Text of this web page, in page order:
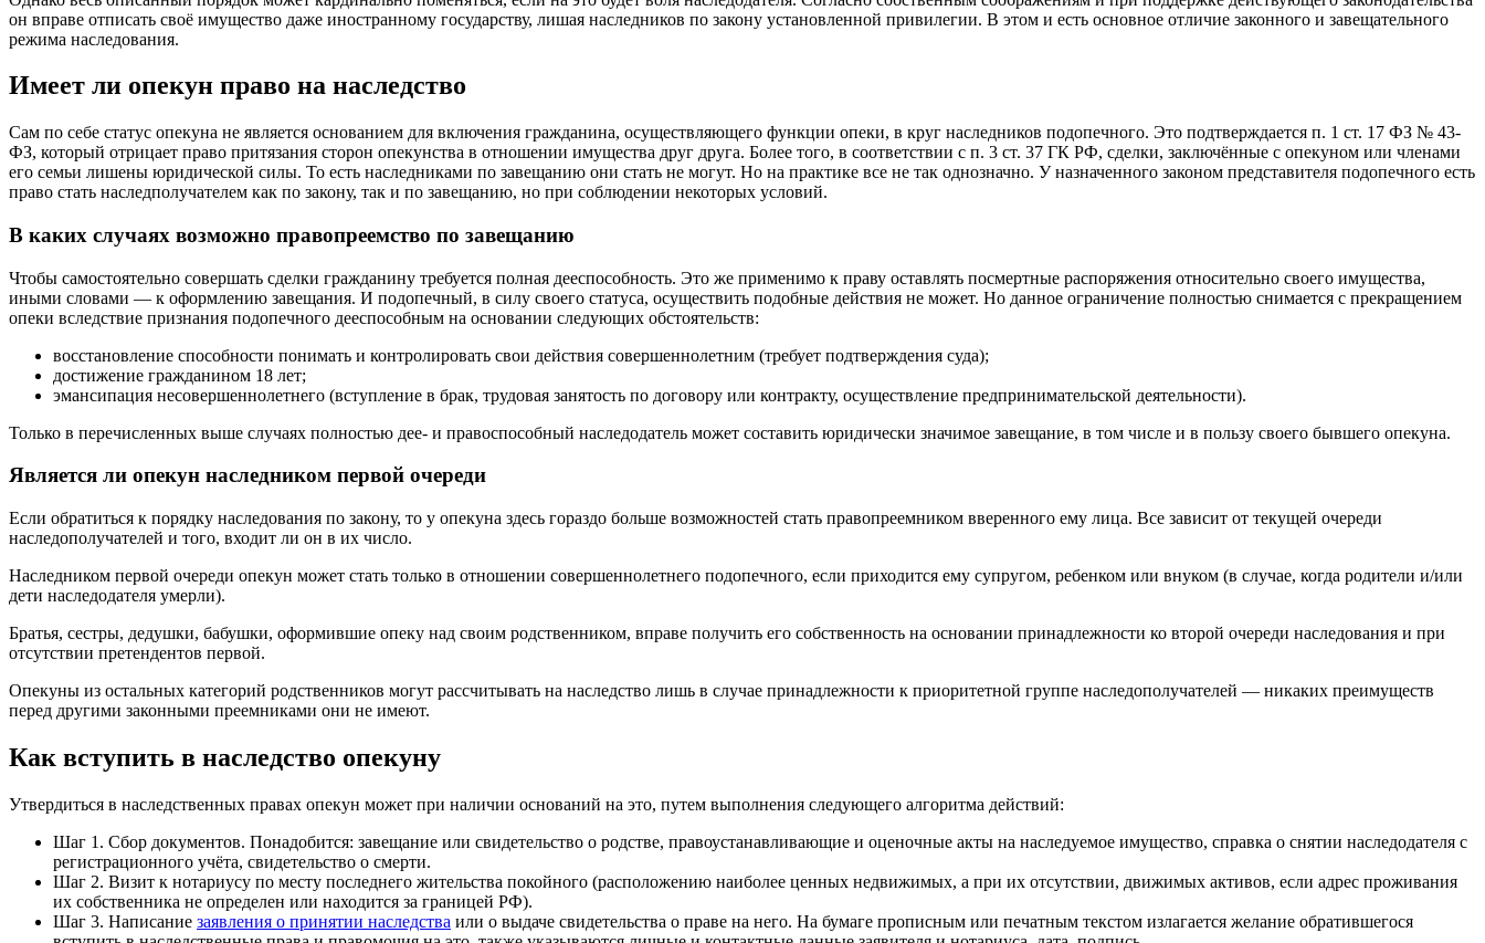
он вправе отписать своё имущество даже иностранному государству, лишая наследников по закону установленной привилегии. В этом и есть основное отличие законного и завещательного
режима наследования.
Имеет ли опекун право на наследство
Сам по себе статус опекуна не является основанием для включения гражданина, осуществляющего функции опеки, в круг наследников подопечного. Это подтверждается п. 1 ст. 17 ФЗ № 43-
ФЗ, который отрицает право притязания сторон опекунства в отношении имущества друг друга. Более того, в соответствии с п. 3 ст. 37 ГК РФ, сделки, заключённые с опекуном или членами
его семьи лишены юридической силы. То есть наследниками по завещанию они стать не могут. Но на практике все не так однозначно. У назначенного законом представителя подопечного есть
право стать наследполучателем как по закону, так и по завещанию, но при соблюдении некоторых условий.
В каких случаях возможно правопреемство по завещанию
Чтобы самостоятельно совершать сделки гражданину требуется полная дееспособность. Это же применимо к праву оставлять посмертные распоряжения относительно своего имущества,
иными словами — к оформлению завещания. И подопечный, в силу своего статуса, осуществить подобные действия не может. Но данное ограничение полностью снимается с прекращением
опеки вследствие признания подопечного дееспособным на основании следующих обстоятельств:
восстановление способности понимать и контролировать свои действия совершеннолетним (требует подтверждения суда);
достижение гражданином 18 лет;
эмансипация несовершеннолетнего (вступление в брак, трудовая занятость по договору или контракту, осуществление предпринимательской деятельности).
Только в перечисленных выше случаях полностью дее- и правоспособный наследодатель может составить юридически значимое завещание, в том числе и в пользу своего бывшего опекуна.
Является ли опекун наследником первой очереди
Если обратиться к порядку наследования по закону, то у опекуна здесь гораздо больше возможностей стать правопреемником вверенного ему лица. Все зависит от текущей очереди
наследополучателей и того, входит ли он в их число.
Наследником первой очереди опекун может стать только в отношении совершеннолетнего подопечного, если приходится ему супругом, ребенком или внуком (в случае, когда родители и/или
дети наследодателя умерли).
Братья, сестры, дедушки, бабушки, оформившие опеку над своим родственником, вправе получить его собственность на основании принадлежности ко второй очереди наследования и при
отсутствии претендентов первой.
Опекуны из остальных категорий родственников могут рассчитывать на наследство лишь в случае принадлежности к приоритетной группе наследополучателей — никаких преимуществ
перед другими законными преемниками они не имеют.
Как вступить в наследство опекуну
Утвердиться в наследственных правах опекун может при наличии оснований на это, путем выполнения следующего алгоритма действий:
Шаг 1. Сбор документов. Понадобится: завещание или свидетельство о родстве, правоустанавливающие и оценочные акты на наследуемое имущество, справка о снятии наследодателя с
регистрационного учёта, свидетельство о смерти.
Шаг 2. Визит к нотариусу по месту последнего жительства покойного (расположению наиболее ценных недвижимых, а при их отсутствии, движимых активов, если адрес проживания
их собственника не определен или находится за границей РФ).
Шаг 3. Написание заявления о принятии наследства или о выдаче свидетельства о праве на него. На бумаге прописным или печатным текстом излагается желание обратившегося